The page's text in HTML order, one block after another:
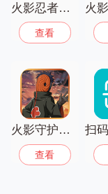
火影忍者异族崛起5.0汉化版
查看
火影守护木叶村国际版
查看